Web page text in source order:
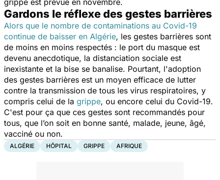
grippe est prévue en novembre.
Gardons le réflexe des gestes barrières
Alors que le nombre de contaminations au Covid-19
continue de baisser en Algérie, les gestes barrières sont
de moins en moins respectés : le port du masque est
devenu anecdotique, la distanciation sociale est
inexistante et la bise se banalise. Pourtant, l'adoption
des gestes barrières est un moyen efficace de lutter
contre la transmission de tous les virus respiratoires, y
compris celui de la grippe, ou encore celui du Covid-19.
C'est pour ça que ces gestes sont recommandés pour
tous, que l’on soit en bonne santé, malade, jeune, âgé,
vacciné ou non.
ALGÉRIE HÔPITAL GRIPPE AFRIQUE